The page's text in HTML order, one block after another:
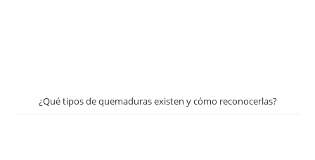
¿Qué tipos de quemaduras existen y cómo reconocerlas?